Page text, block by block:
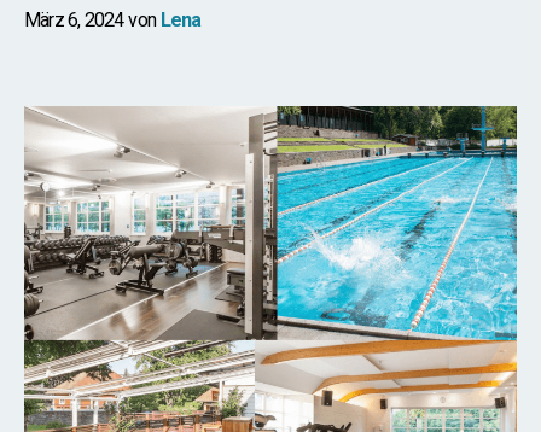
März 6, 2024 von Lena